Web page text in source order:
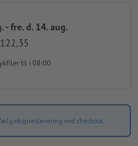
- fre. d. 14. aug.
til i 08:00
ekspreslevering ved checkout.